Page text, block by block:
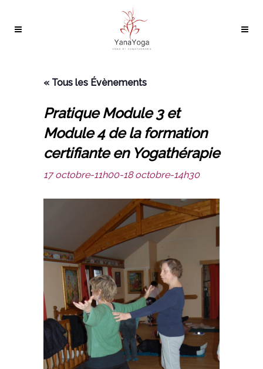
« Tous les Évènements
Pratique Module 3 et
Module 4 de la formation
certifiante en Yogathérapie
17 octobre-11h00-18 octobre-14h30